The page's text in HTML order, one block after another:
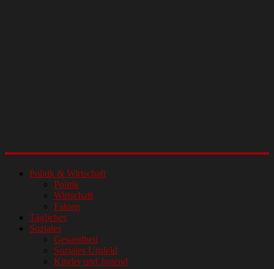
Politik & Wirtschaft
Politik
Wirtschaft
Fakten
Tägliches
Soziales
Gesundheit
Soziales Umfeld
Kinder und Jugend